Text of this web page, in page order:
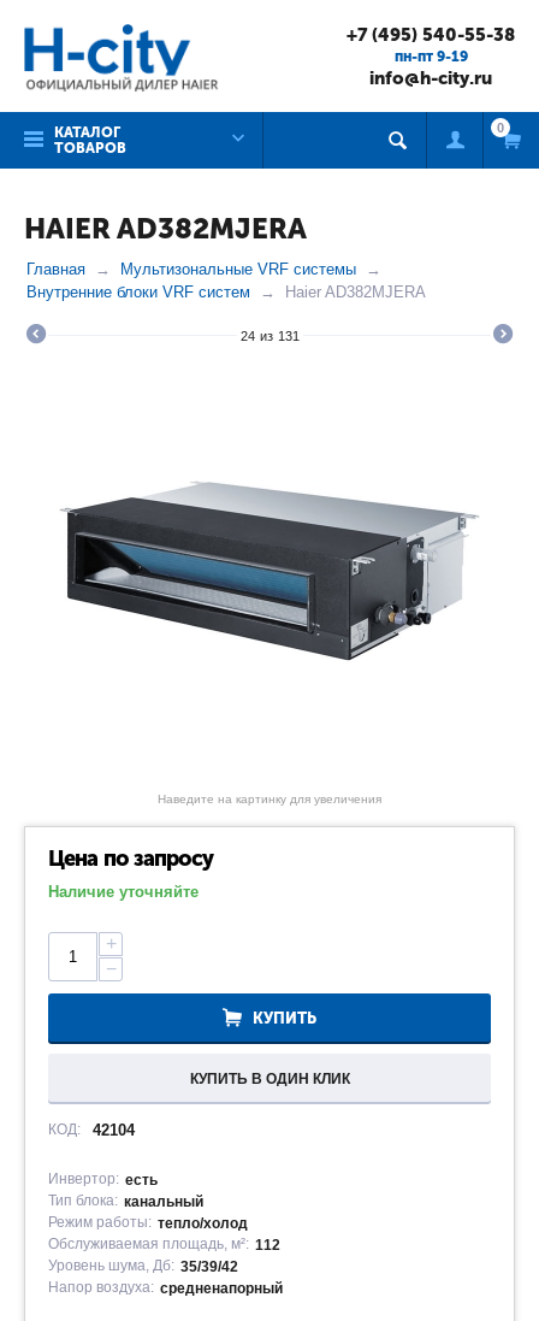
+7 (495) 540-55-38
пн-пт 9-19
info@h-city.ru
КАТАЛОГ
ТОВАРОВ
0
HAIER AD382MJERA
Главная
Мультизональные VRF системы
Внутренние блоки VRF систем
Haier AD382MJERA
24 из 131
Наведите на картинку для увеличения
Цена по запросу
Наличие уточняйте
+
−
КУПИТЬ
КУПИТЬ В ОДИН КЛИК
КОД: 42104
Инвертор: есть
Тип блока: канальный
Режим работы: тепло/холод
Обслуживаемая площадь, м²: 112
Уровень шума, Дб: 35/39/42
Напор воздуха: средненапорный